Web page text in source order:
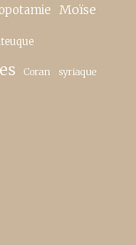
Moïse
Coran syriaque